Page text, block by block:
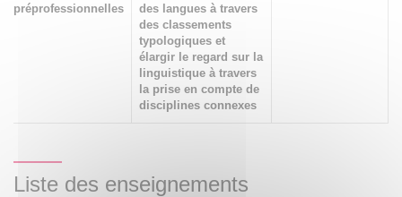
préprofessionnelles
des langues à travers
des classements
typologiques et
élargir le regard sur la
linguistique à travers
la prise en compte de
disciplines connexes
Liste des enseignements